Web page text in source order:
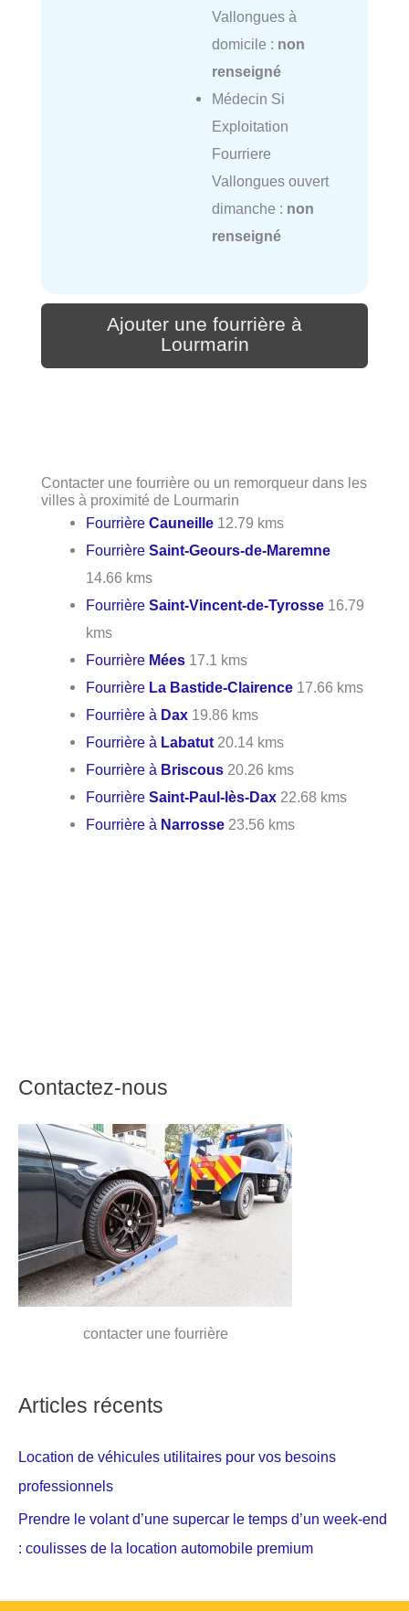
Vallongues à
domicile : non
renseigné
Médecin Si
Exploitation
Fourriere
Vallongues ouvert
dimanche : non
renseigné
Ajouter une fourrière à
Lourmarin
Contacter une fourrière ou un remorqueur dans les
villes à proximité de Lourmarin
FourrièreCauneille 12.79 kms
FourrièreSaint-Geours-de-Maremne
14.66 kms
FourrièreSaint-Vincent-de-Tyrosse 16.79
kms
Fourrière Mées 17.1 kms
Fourrière La Bastide-Clairence 17.66 kms
Fourrière à Dax 19.86 kms
Fourrière à Labatut 20.14 kms
Fourrière à Briscous 20.26 kms
FourrièreSaint-Paul-lès-Dax 22.68 kms
Fourrière à Narrosse 23.56 kms
Contactez-nous
contacter une fourrière
Articles récents
Location de véhicules utilitaires pour vos besoins
professionnels
Prendre le volant d’une supercar le temps d’un week-end
: coulisses de la location automobile premium